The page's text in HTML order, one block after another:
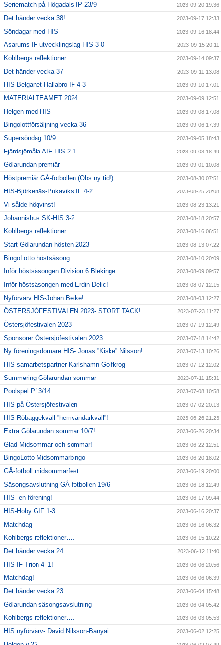
Seriematch på Högadals IP 23/9 2023-09-20 19:36
Det händer vecka 38! 2023-09-17 12:33
Söndagar med HIS 2023-09-16 18:44
Asarums IF utvecklingslag-HIS 3-0 2023-09-15 20:11
Kohlbergs reflektioner… 2023-09-14 09:37
Det händer vecka 37 2023-09-11 13:08
HIS-Belganet-Hallabro IF 4-3 2023-09-10 17:01
MATERIALTEAMET 2024 2023-09-09 12:51
Helgen med HIS 2023-09-08 17:08
Bingolottförsäljning vecka 36 2023-09-06 17:39
Supersöndag 10/9 2023-09-05 18:43
Fjärdsjömåla AIF-HIS 2-1 2023-09-03 18:49
Gölarundan premiär 2023-09-01 10:08
Höstpremiär GÅ-fotbollen (Obs ny tid!) 2023-08-30 07:51
HIS-Björkenäs-Pukaviks IF 4-2 2023-08-25 20:08
Vi sålde högvinst! 2023-08-23 13:21
Johannishus SK-HIS 3-2 2023-08-18 20:57
Kohlbergs reflektioner…. 2023-08-16 06:51
Start Gölarundan hösten 2023 2023-08-13 07:22
BingoLotto höstsäsong 2023-08-10 20:09
Inför höstsäsongen Division 6 Blekinge 2023-08-09 09:57
Inför höstsäsongen med Erdin Delic! 2023-08-07 12:15
Nyförvärv HIS-Johan Beike! 2023-08-03 12:27
ÖSTERSJÖFESTIVALEN 2023- STORT TACK! 2023-07-23 11:27
Östersjöfestivalen 2023 2023-07-19 12:49
Sponsorer Östersjöfestivalen 2023 2023-07-18 14:42
Ny föreningsdomare HIS- Jonas ”Kiske” Nilsson! 2023-07-13 10:26
HIS samarbetspartner-Karlshamn Golfkrog 2023-07-12 12:02
Summering Gölarundan sommar 2023-07-11 15:31
Poolspel P13/14 2023-07-08 10:58
HIS på Östersjöfestivalen 2023-07-02 20:13
HIS Röbaggekväll ”hemvändarkväll”! 2023-06-26 21:23
Extra Gölarundan sommar 10/7! 2023-06-26 20:34
Glad Midsommar och sommar! 2023-06-22 12:51
BingoLotto Midsommarbingo 2023-06-20 18:02
GÅ-fotboll midsommarfest 2023-06-19 20:00
Säsongsavslutning GÅ-fotbollen 19/6 2023-06-18 12:49
HIS- en förening! 2023-06-17 09:44
HIS-Hoby GIF 1-3 2023-06-16 20:37
Matchdag 2023-06-16 06:32
Kohlbergs reflektioner…. 2023-06-15 10:22
Det händer vecka 24 2023-06-12 11:40
HIS-IF Trion 4–1! 2023-06-06 20:56
Matchdag! 2023-06-06 06:39
Det händer vecka 23 2023-06-04 15:48
Gölarundan säsongsavslutning 2023-06-04 05:42
Kohlbergs reflektioner…. 2023-06-03 05:53
HIS nyförvärv- David Nilsson-Banyai 2023-06-02 12:25